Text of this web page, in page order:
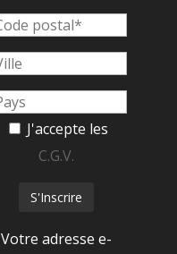
J'accepte les
C.G.V.
Votre adresse e-